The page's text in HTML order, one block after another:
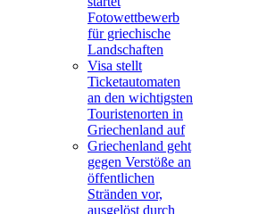
Fotowettbewerb
für griechische
Landschaften
Visa stellt
Ticketautomaten
an den wichtigsten
Touristenorten in
Griechenland auf
Griechenland geht
gegen Verstöße an
öffentlichen
Stränden vor,
ausgelöst durch